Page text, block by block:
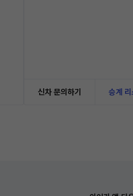
신차 문의하기 승계 리